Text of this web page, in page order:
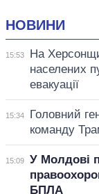
НОВИНИ
15:53
На
населених
евакуації
15:34
Головний
команду
15:09
У Молдові
БПЛА